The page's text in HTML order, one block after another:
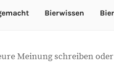
Bierwissen
Meinung schreiben